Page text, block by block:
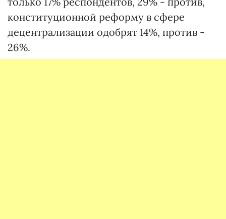
конституционной реформу в сфере
децентрализации одобрят 14%, против -
26%.